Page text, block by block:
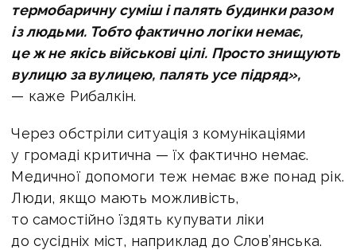
термобаричну суміш і палять будинки разом
із людьми. Тобто фактично логіки немає,
це ж не якісь військові цілі. Просто знищують
вулицю за вулицею, палять усе підряд»,
— каже Рибалкін.
Через обстріли ситуація з комунікаціями
у громаді критична — їх фактично немає.
Медичної допомоги теж немає вже понад рік.
Люди, якщо мають можливість,
то самостійно їздять купувати ліки
до сусідніх міст, наприклад до Слов’янська.